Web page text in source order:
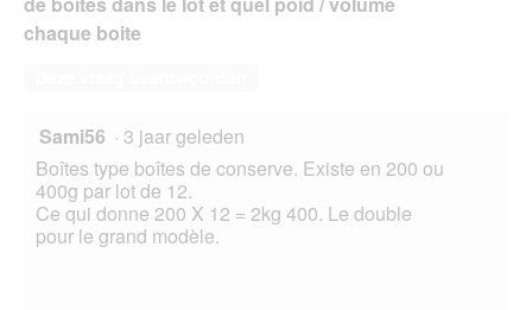
chaque boite
Sami56 · 3 jaar geleden
Boîtes type boîtes de conserve. Existe en 200 ou
400g par lot de 12.
Ce qui donne 200 X 12 = 2kg 400. Le double
pour le grand modèle.